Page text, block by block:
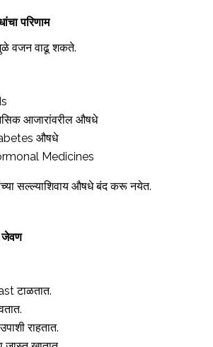
परिणाम
वजन वाढू शकते.
आजारांवरील औषधे
औषधे
Medicines
सल्ल्याशिवाय औषधे बंद करू नयेत.
जेवण
टाळतात.
राहतात.